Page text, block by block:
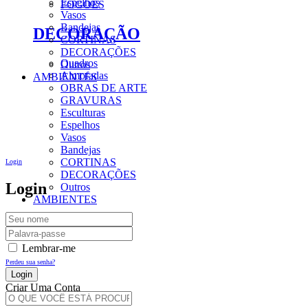
Vasos
Bandejas
CORTINAS
DECORAÇÕES
Outros
AMBIENTES
Login
Login
Lembrar-me
Perdeu sua senha?
Criar Uma Conta
FOGÕES
DECORAÇÃO
Quadros
Almofadas
OBRAS DE ARTE
GRAVURAS
Esculturas
Espelhos
Vasos
Bandejas
CORTINAS
DECORAÇÕES
Outros
AMBIENTES